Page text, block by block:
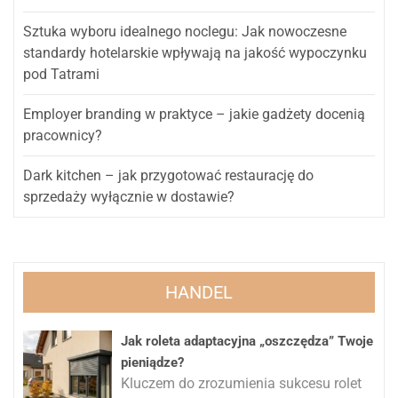
Sztuka wyboru idealnego noclegu: Jak nowoczesne
standardy hotelarskie wpływają na jakość wypoczynku
pod Tatrami
Employer branding w praktyce – jakie gadżety docenią
pracownicy?
Dark kitchen – jak przygotować restaurację do
sprzedaży wyłącznie w dostawie?
HANDEL
Jak roleta adaptacyjna „oszczędza” Twoje
pieniądze?
Kluczem do zrozumienia sukcesu rolet